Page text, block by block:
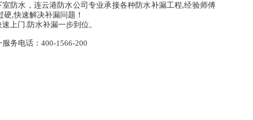
室防水，连云港防水公司专业承接各种防水补漏工程,经验师傅
硬,快速解决补漏问题！
上门.防水补漏一步到位。
服务电话：400-1566-200